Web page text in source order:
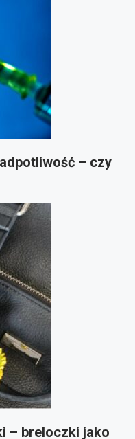
– czy
– breloczki jako